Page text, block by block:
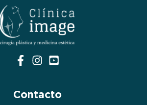
Contacto